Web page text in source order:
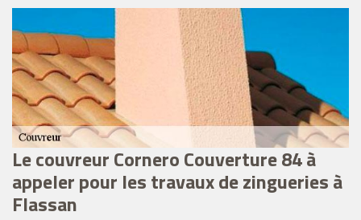
Le couvreur Cornero Couverture 84 à
appeler pour les travaux de zingueries à
Flassan